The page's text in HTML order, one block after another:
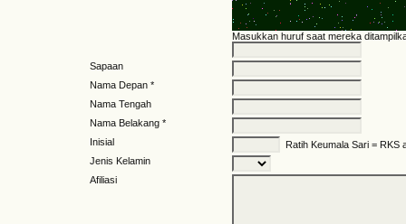
Masukkan huruf saat mereka
Sapaan
Nama Depan *
Nama Tengah
Nama Belakang *
Inisial
Ratih Keumala Sari = RKS
Jenis Kelamin
Afiliasi